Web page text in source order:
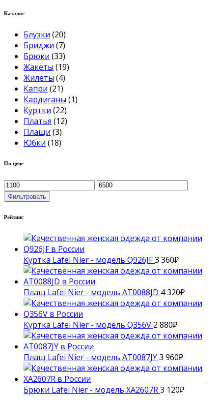
Каталог
Блузки (20)
Бриджи (7)
Брюки (33)
Жакеты (19)
Жилеты (4)
Капри (21)
Кардиганы (1)
Куртки (22)
Платья (12)
Плащи (3)
Юбки (18)
По цене
Фильтровать
Рейтинг
Куртка Lafei Nier - модель Q926JF3 360₽
Плащ Lafei Nier - модель AT0088JD 4 320₽
Куртка Lafei Nier - модель Q356V 2 880₽
Плащ Lafei Nier - модель AT0087JY3 960₽
Брюки Lafei Nier - модель XA2607R3 120₽